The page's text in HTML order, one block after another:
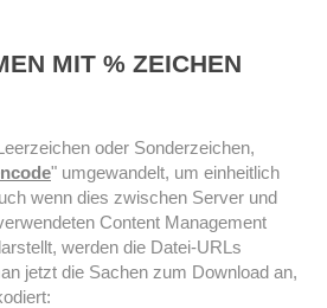
MIT % ZEICHEN
oder Sonderzeichen,
" umgewandelt, um einheitlich
wenn dies zwischen Server und
Content Management
werden die Datei-URLs
jetzt die Sachen zum Download an,